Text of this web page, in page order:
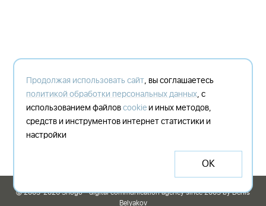
© 2003-2026 Shogo - digital communication agency since 2003 by Denis
Belyakov
Продолжая использовать сайт, вы соглашаетесь
политикой обработки персональных данных, с
использованием файловcookieи иных методов,
средств и инструментов интернет статистики и
настройки
ОК